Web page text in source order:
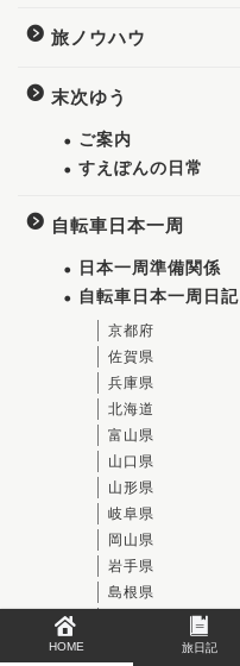
旅ノウハウ
末次ゆう
ご案内
すえぽんの日常
自転車日本一周
日本一周準備関係
自転車日本一周日記
京都府
佐賀県
兵庫県
北海道
富山県
山口県
山形県
岐阜県
岡山県
岩手県
島根県
HOME 旅日記